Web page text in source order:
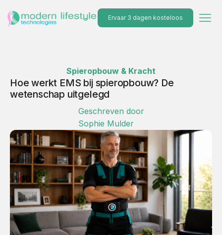
Ervaar 3 dagen kosteloos
Spieropbouw & Kracht
Hoe werkt EMS bij spieropbouw? De
wetenschap uitgelegd
Geschreven door
Sophie Mulder